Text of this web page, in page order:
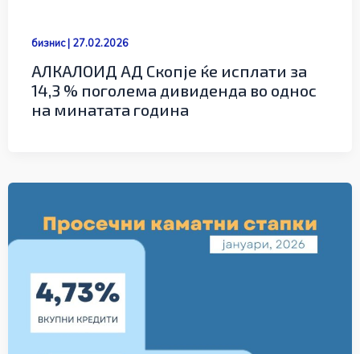
бизнис| 27.02.2026
АЛКАЛОИД АД Скопје ќе исплати за
14,3 % поголема дивиденда во однос
на минатата година